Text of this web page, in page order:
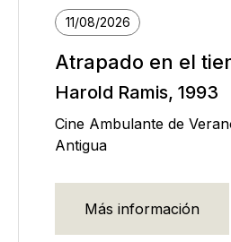
11/08/2026
Atrapado en el
Harold Ramis, 1993
Cine Ambulante de
Antigua
Más información